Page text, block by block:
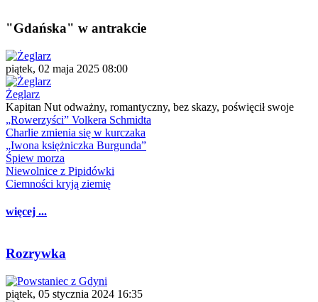
"Gdańska" w antrakcie
piątek, 02 maja 2025 08:00
Żeglarz
Kapitan Nut odważny, romantyczny, bez skazy, poświęcił swoje
„Rowerzyści” Volkera Schmidta
Charlie zmienia się w kurczaka
„Iwona księżniczka Burgunda”
Śpiew morza
Niewolnice z Pipidówki
Ciemności kryją ziemię
więcej ...
Rozrywka
piątek, 05 stycznia 2024 16:35